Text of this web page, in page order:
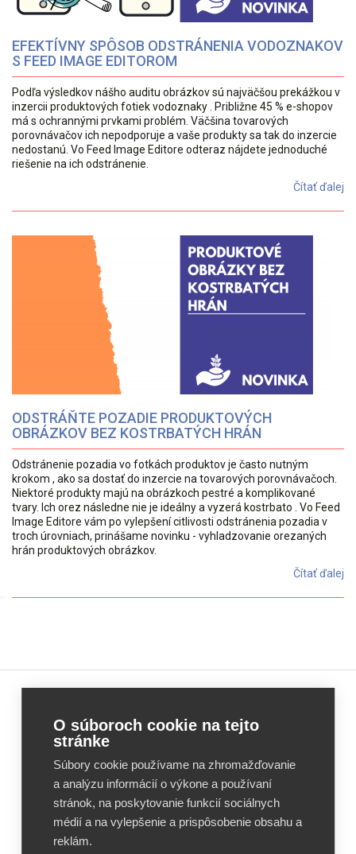
EFEKTÍVNY SPÔSOB ODSTRÁNENIA VODOZNAKOV
S FEED IMAGE EDITOROM
Podľa výsledkov nášho auditu obrázkov sú najväčšou prekážkou v
inzercii produktových fotiek vodoznaky . Približne 45 % e-shopov
má s ochrannými prvkami problém. Väčšina tovarových
porovnávačov ich nepodporuje a vaše produkty sa tak do inzercie
nedostanú. Vo Feed Image Editore odteraz nájdete jednoduché
riešenie na ich odstránenie.
Čítať ďalej
ODSTRÁŇTE POZADIE PRODUKTOVÝCH
OBRÁZKOV BEZ KOSTRBATÝCH HRÁN
Odstránenie pozadia vo fotkách produktov je často nutným
krokom , ako sa dostať do inzercie na tovarových porovnávačoch.
Niektoré produkty majú na obrázkoch pestré a komplikované
tvary. Ich orez následne nie je ideálny a vyzerá kostrbato . Vo Feed
Image Editore vám po vylepšení citlivosti odstránenia pozadia v
troch úrovniach, prinášame novinku - vyhladzovanie orezaných
hrán produktových obrázkov.
Čítať ďalej
Image
Reviews
Image
Reviews
O súboroch cookie na tejto
stránke
Súbory cookie používame na zhromažďovanie
a analýzu informácií o výkone a používaní
stránok, na poskytovanie funkcií sociálnych
médií a na vylepšenie a prispôsobenie obsahu a
reklám.